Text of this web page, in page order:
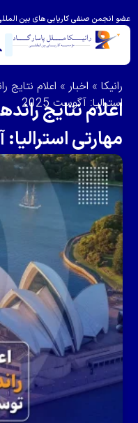
عضو انجمن صنفی کاریابی های بین
رانیکا » اخبار» اعلام نتایج
استرالیا: آگوست 2025
اعلام نتایج
مهارتی استرالیا: